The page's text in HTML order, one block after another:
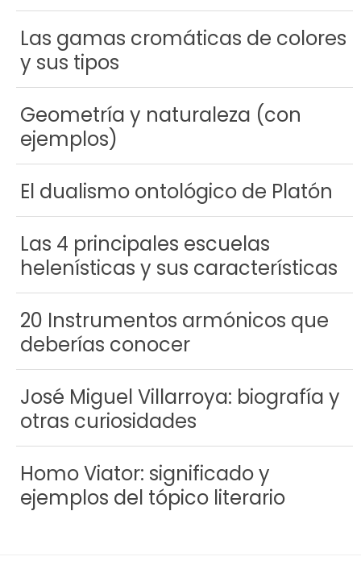
Las gamas cromáticas de colores
y sus tipos
Geometría y naturaleza (con
ejemplos)
El dualismo ontológico de Platón
Las 4 principales escuelas
helenísticas y sus características
20 Instrumentos armónicos que
deberías conocer
José Miguel Villarroya: biografía y
otras curiosidades
Homo Viator: significado y
ejemplos del tópico literario